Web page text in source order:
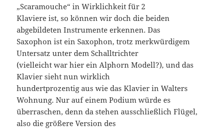
„Scaramouche“ in Wirklichkeit für 2
Klaviere ist, so können wir doch die beiden
abgebildeten Instrumente erkennen. Das
Saxophon ist ein Saxophon, trotz merkwürdigem
Untersatz unter dem Schalltrichter
(vielleicht war hier ein Alphorn Modell?), und das
Klavier sieht nun wirklich
hundertprozentig aus wie das Klavier in Walters
Wohnung. Nur auf einem Podium würde es
überraschen, denn da stehen ausschließlich Flügel,
also die größere Version des